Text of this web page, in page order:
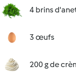
4 brins
3 œufs
200 g de